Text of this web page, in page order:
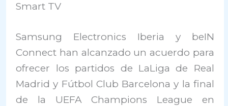
Smart TV
Samsung Electronics Iberia y beIN
Connect han alcanzado un acuerdo para
ofrecer los partidos de LaLiga de Real
Madrid y Fútbol Club Barcelona y la final
de la UEFA Champions League en